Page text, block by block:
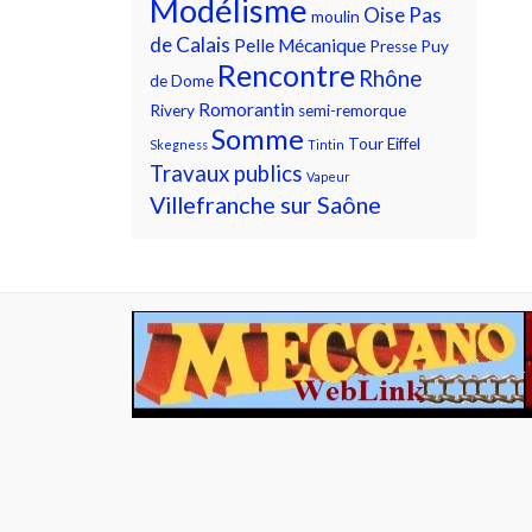
Modélisme moulin Oise Pas
de Calais Pelle Mécanique Presse Puy
de Dome Rencontre Rhône
Rivery Romorantin semi-remorque
Skegness Somme Tintin Tour Eiffel
Travaux publics Vapeur
Villefranche sur Saône